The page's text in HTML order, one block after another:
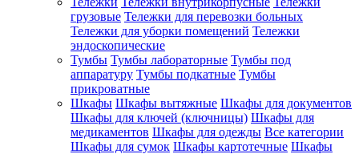
грузовые Тележки для перевозки больных
Тележки для уборки помещений Тележки
эндоскопические
Тумбы Тумбы лабораторные Тумбы под
аппаратуру Тумбы подкатные Тумбы
прикроватные
Шкафы Шкафы вытяжные Шкафы для документов
Шкафы для ключей (ключницы) Шкафы для
медикаментов Шкафы для одежды Все категории
Шкафы для сумок Шкафы картотечные Шкафы